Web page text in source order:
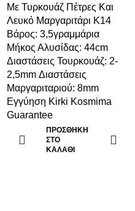
Με Τυρκουάζ Πέτρες Και
Λευκό Μαργαριτάρι Κ14
Βάρος: 3,5γραμμάρια
Μήκος Αλυσίδας: 44cm
Διαστάσεις Τουρκουάζ: 2-
2,5mm Διαστάσεις
Μαργαριταριού: 8mm
Εγγύηση Kirki Kosmima
Guarantee
ΠΡΟΣΘΉΚΗ
ΣΤΟ
ΚΑΛΆΘΙ